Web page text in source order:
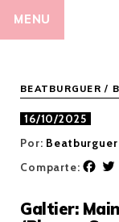
MENU
BEATBURGUER /
16/10/2025
Por: Beatburguer
Comparte:
F
e
t
Galtier: